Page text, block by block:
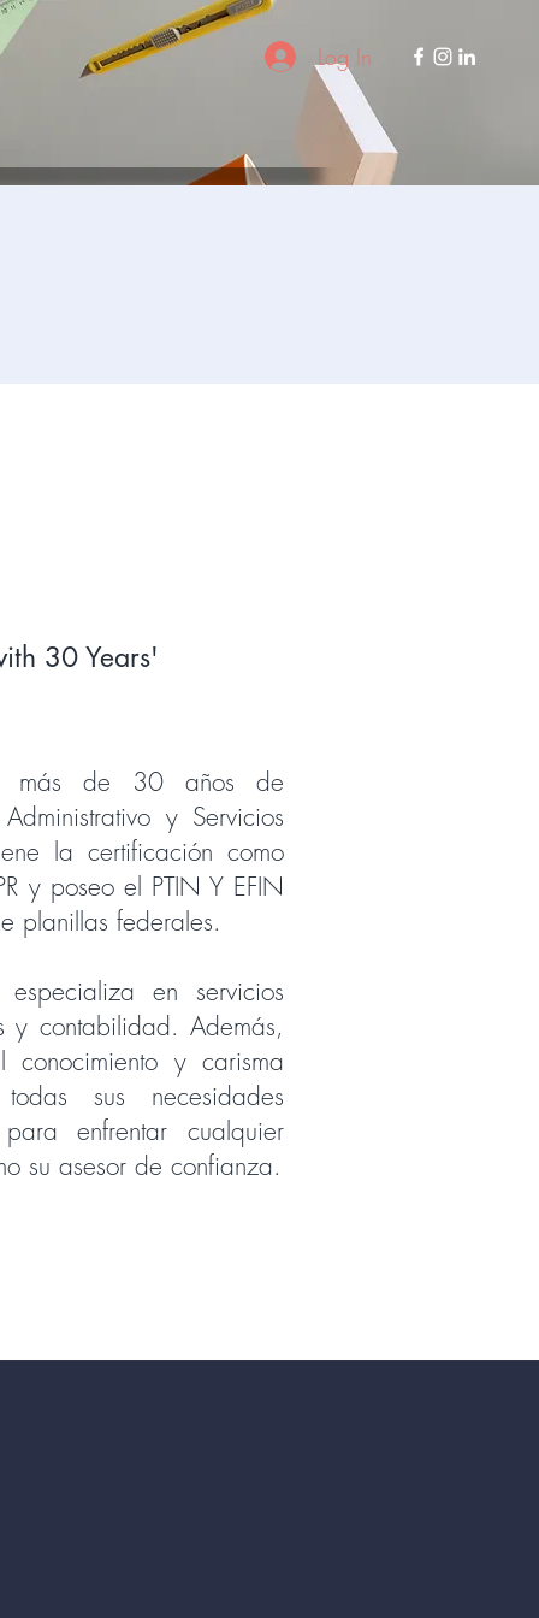
Log In
30 Years'
más de 30 años de
y Servicios
la certificación como
y poseo el PTIN Y EFIN
planillas federales.
especializa en servicios
y contabilidad. Además,
conocimiento y carisma
sus necesidades
enfrentar cualquier
su asesor de confianza.